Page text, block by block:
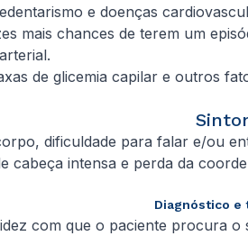
e doenças
mais chances de terem um
de glicemia capilar e outros
dificuldade para falar e/ou
intensa e perda da
Diagnóstico e
com que o paciente procura